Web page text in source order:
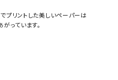
プリントした美しいペーパーは
っています。